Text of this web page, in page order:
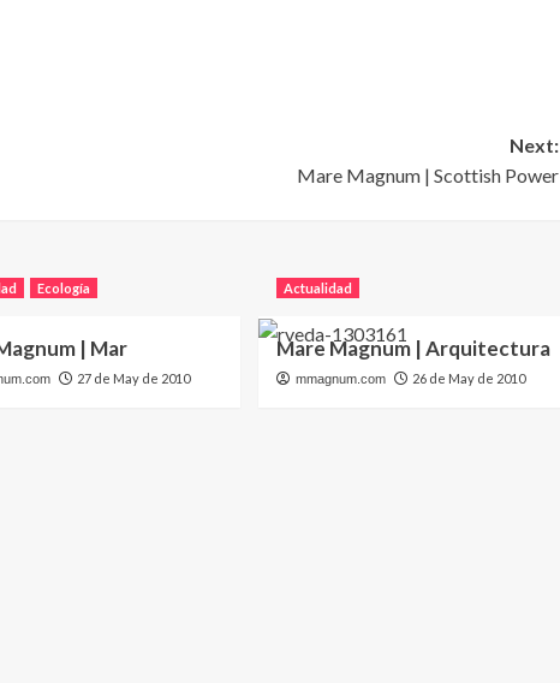
Next:
Mare Magnum | Scottish Power
Ecología
| Mar
27 de May de 2010
Actualidad
Mare Magnum | Arquitectura
mmagnum.com 26 de May de 2010